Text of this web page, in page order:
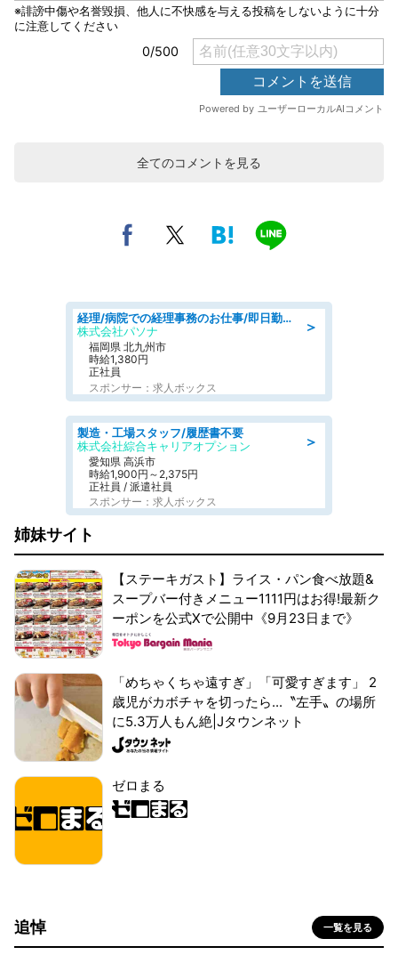
全てのコメントを見る
＞
経理/病院での経理事務のお仕事/即日勤務可/車通勤可/経理/一般事務
株式会社パソナ
福岡県 北九州市
時給1,380円
正社員
スポンサー：求人ボックス
＞
製造・工場スタッフ/履歴書不要
株式会社綜合キャリアオプション
愛知県 高浜市
時給1,900円～2,375円
正社員 / 派遣社員
スポンサー：求人ボックス
姉妹サイト
【ステーキガスト】ライス・パン食べ放題&
スープバー付きメニュー1111円はお得!最新ク
ーポンを公式Xで公開中《9月23日まで》
「めちゃくちゃ遠すぎ」「可愛すぎます」 2
歳児がカボチャを切ったら...〝左手〟の場所
に5.3万人もん絶|Jタウンネット
ゼロまる
追悼 一覧を見る